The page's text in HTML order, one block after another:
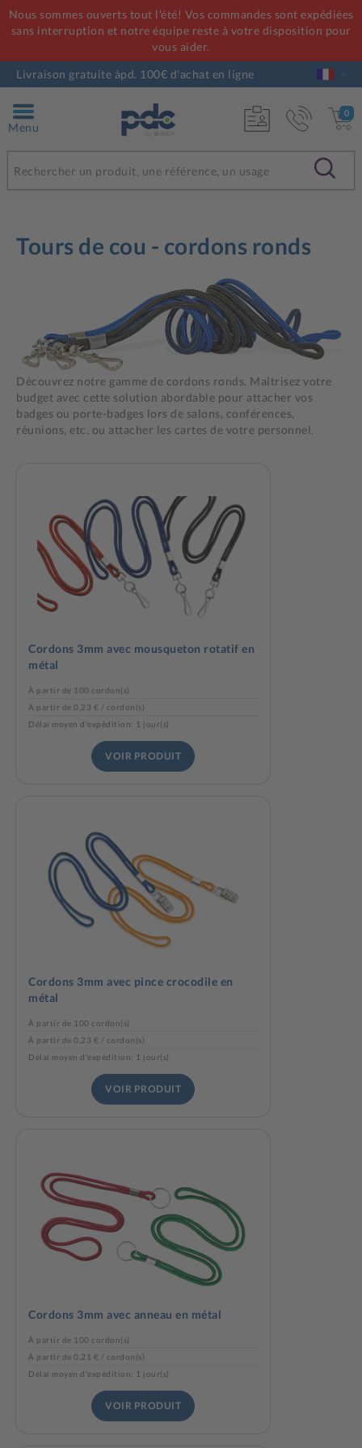
Nous sommes ouverts tout l'été! Vos commandes sont expédiées
sans interruption et notre équipe reste à votre disposition pour
vous aider.
Livraison gratuite àpd. 100€ d'achat en ligne
Menu
0
Tours de cou - cordons ronds
Découvrez notre gamme de cordons ronds. Maîtrisez votre
budget avec cette solution abordable pour attacher vos
badges ou porte-badges lors de salons, conférences,
réunions, etc. ou attacher les cartes de votre personnel.
Cordons 3mm avec mousqueton rotatif en
métal
À partir de 100 cordon(s)
À partir de 0,23 € / cordon(s)
Délai moyen d'expédition: 1 jour(s)
VOIR PRODUIT
Cordons 3mm avec pince crocodile en
métal
À partir de 100 cordon(s)
À partir de 0,23 € / cordon(s)
Délai moyen d'expédition: 1 jour(s)
VOIR PRODUIT
Cordons 3mm avec anneau en métal
À partir de 100 cordon(s)
À partir de 0,21 € / cordon(s)
Délai moyen d'expédition: 1 jour(s)
VOIR PRODUIT